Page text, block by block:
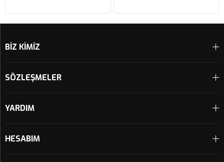
BİZ KİMİZ
SÖZLEŞMELER
YARDIM
HESABIM